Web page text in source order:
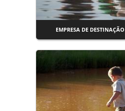
EMPRESA DE